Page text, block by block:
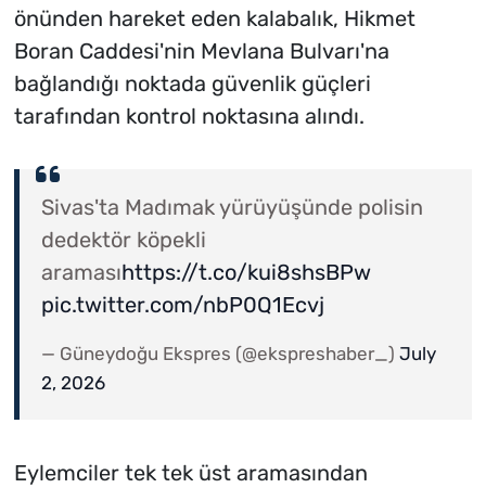
önünden hareket eden kalabalık, Hikmet
Boran Caddesi'nin Mevlana Bulvarı'na
bağlandığı noktada güvenlik güçleri
tarafından kontrol noktasına alındı.
Sivas'ta Madımak yürüyüşünde polisin
dedektör köpekli
aramasıhttps://t.co/kui8shsBPw
pic.twitter.com/nbP0Q1Ecvj
— Güneydoğu Ekspres (@ekspreshaber_) July
2, 2026
Eylemciler tek tek üst aramasından